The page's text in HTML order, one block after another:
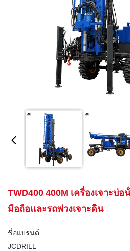
TWD400 400M เครื่องเจาะบ่
มือถือและรถพ่วงเจาะดิน
ชื่อแบรนด์:
JCDRILL